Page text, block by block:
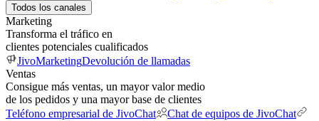
Todos los canales
Marketing
Transforma el tráfico en
clientes potenciales cualificados
JivoMarketingDevolución de llamadas
Ventas
Consigue más ventas, un mayor valor medio
de los pedidos y una mayor base de clientes
Teléfono empresarial de JivoChat
Chat de equipos de JivoChat